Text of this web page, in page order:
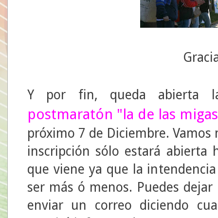
Y por fin, queda abierta
postmaratón "la de las
próximo 7 de Diciembre.
inscripción sólo estará abierta
que viene ya que la
ser más ó menos. Puedes
enviar un correo diciendo